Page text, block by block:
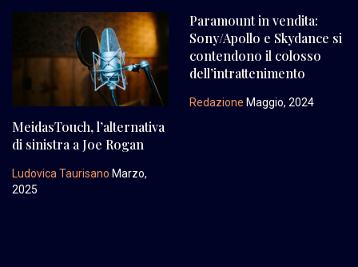
MeidasTouch, l’alternativa
di sinistra a Joe Rogan
Ludovica Taurisano Marzo,
2025
Paramount in vendita:
Sony/Apollo e Skydance si
contendono il colosso
dell’intrattenimento
Redazione Maggio, 2024